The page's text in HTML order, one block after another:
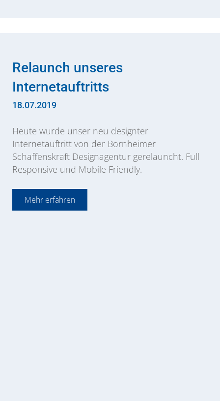
Relaunch unseres
Internetauftritts
18.07.2019
Heute wurde unser neu designter
Internetauftritt von der Bornheimer
Schaffenskraft Designagentur gerelauncht. Full
Responsive und Mobile Friendly.
Mehr erfahren